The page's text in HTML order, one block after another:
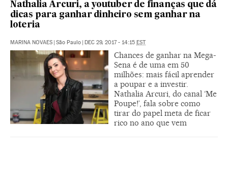
Nathalia Arcuri, a youtuber de finanças que dá
dicas para ganhar dinheiro sem ganhar na
loteria
MARINA NOVAES São Paulo DEC 29, 2017 - 14:15 EST
Chances de ganhar na Mega-
Sena é de uma em 50
milhões: mais fácil aprender
a poupar e a investir.
Nathalia Arcuri, do canal ‘Me
Poupe!’, fala sobre como
tirar do papel meta de ficar
rico no ano que vem